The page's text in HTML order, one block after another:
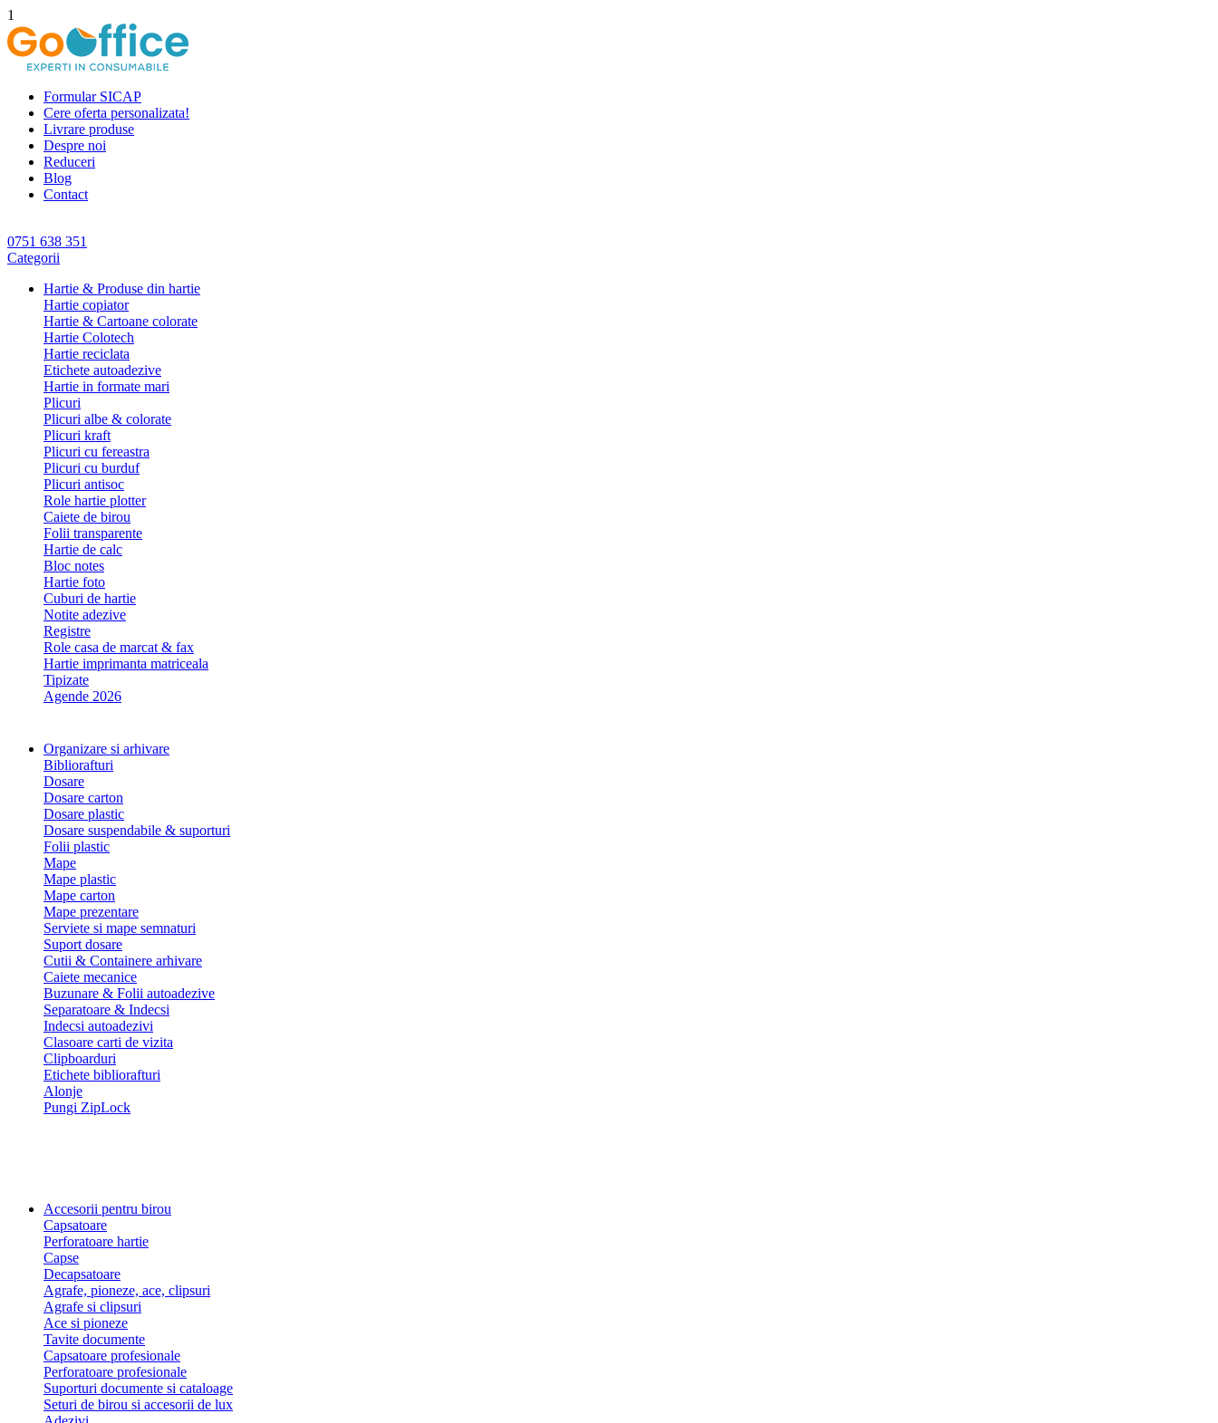
1
Formular SICAP
Cere oferta personalizata!
Livrare produse
Despre noi
Reduceri
Blog
Contact
0751 638 351
Categorii
Hartie & Produse din hartie
Hartie copiator
Hartie & Cartoane colorate
Hartie Colotech
Hartie reciclata
Etichete autoadezive
Hartie in formate mari
Plicuri
Plicuri albe & colorate
Plicuri kraft
Plicuri cu fereastra
Plicuri cu burduf
Plicuri antisoc
Role hartie plotter
Caiete de birou
Folii transparente
Hartie de calc
Bloc notes
Hartie foto
Cuburi de hartie
Notite adezive
Registre
Role casa de marcat & fax
Hartie imprimanta matriceala
Tipizate
Agende 2026
Organizare si arhivare
Bibliorafturi
Dosare
Dosare carton
Dosare plastic
Dosare suspendabile & suporturi
Folii plastic
Mape
Mape plastic
Mape carton
Mape prezentare
Serviete si mape semnaturi
Suport dosare
Cutii & Containere arhivare
Caiete mecanice
Buzunare & Folii autoadezive
Separatoare & Indecsi
Indecsi autoadezivi
Clasoare carti de vizita
Clipboarduri
Etichete bibliorafturi
Alonje
Pungi ZipLock
Accesorii pentru birou
Capsatoare
Perforatoare hartie
Capse
Decapsatoare
Agrafe, pioneze, ace, clipsuri
Agrafe si clipsuri
Ace si pioneze
Tavite documente
Capsatoare profesionale
Perforatoare profesionale
Suporturi documente si cataloage
Seturi de birou si accesorii de lux